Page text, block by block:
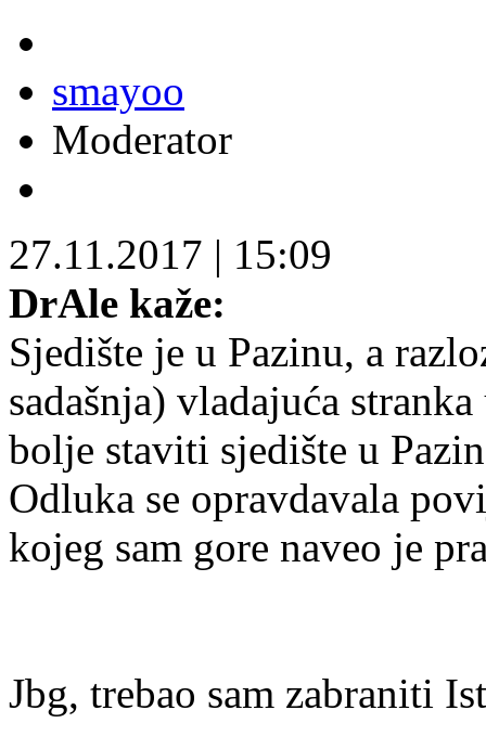
smayoo
Moderator
27.11.2017 | 15:09
DrAle kaže:
Sjedište je u Pazinu, a
sadašnja) vladajuća
bolje staviti sjedište u
Odluka se opravdavala
kojeg sam gore naveo je
Jbg, trebao sam zabraniti